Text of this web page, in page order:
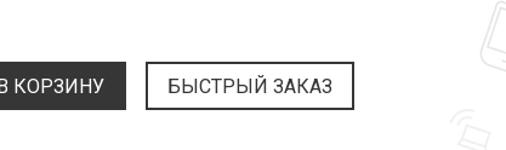
КОРЗИНУ БЫСТРЫЙ ЗАКАЗ